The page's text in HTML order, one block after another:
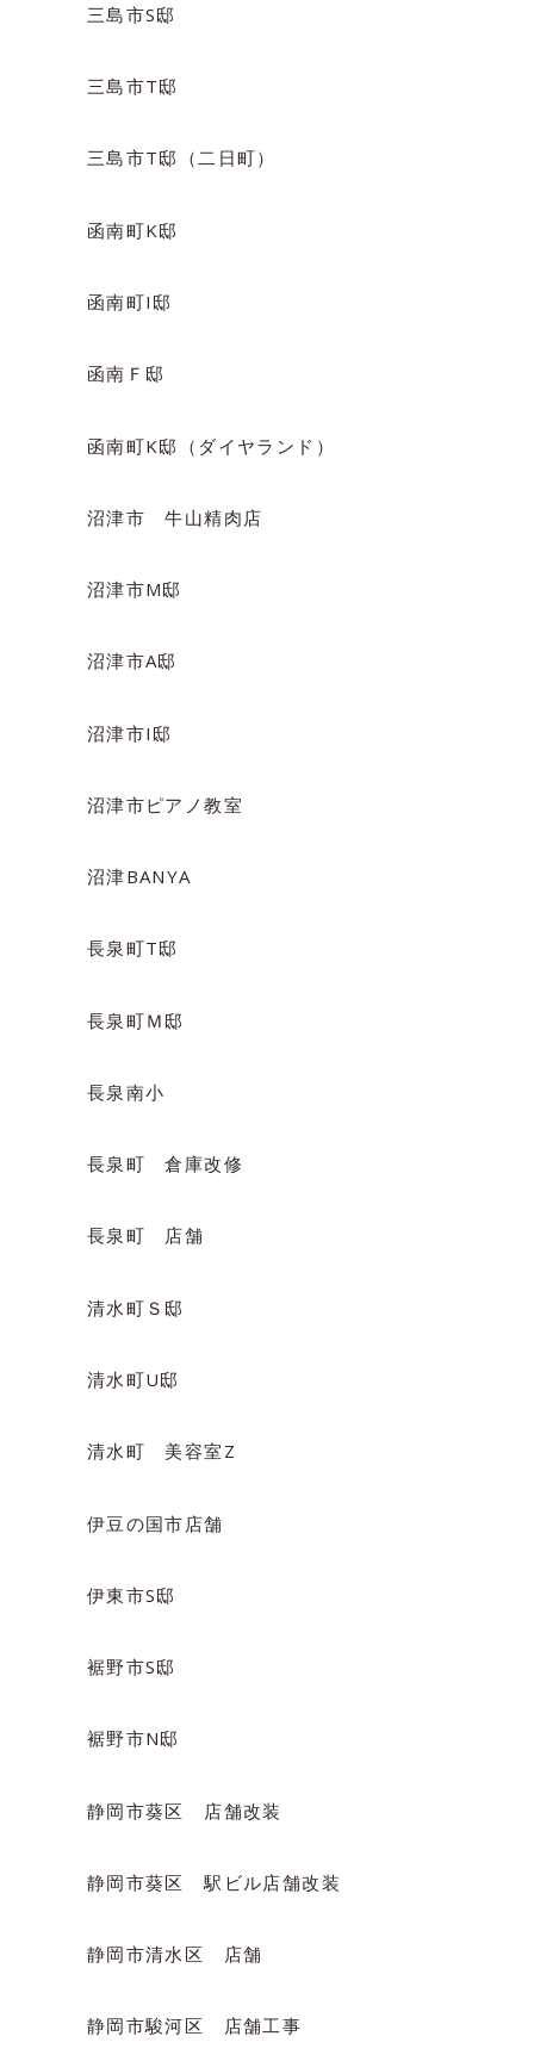
三島市S邸
三島市T邸
三島市T邸（二日町）
函南町K邸
函南町I邸
函南Ｆ邸
函南町K邸（ダイヤランド）
沼津市 牛山精肉店
沼津市M邸
沼津市A邸
沼津市I邸
沼津市ピアノ教室
沼津BANYA
長泉町T邸
長泉町Ｍ邸
長泉南小
長泉町 倉庫改修
長泉町 店舗
清水町Ｓ邸
清水町U邸
清水町 美容室Z
伊豆の国市店舗
伊東市S邸
裾野市S邸
裾野市N邸
静岡市葵区 店舗改装
静岡市葵区 駅ビル店舗改装
静岡市清水区 店舗
静岡市駿河区 店舗工事